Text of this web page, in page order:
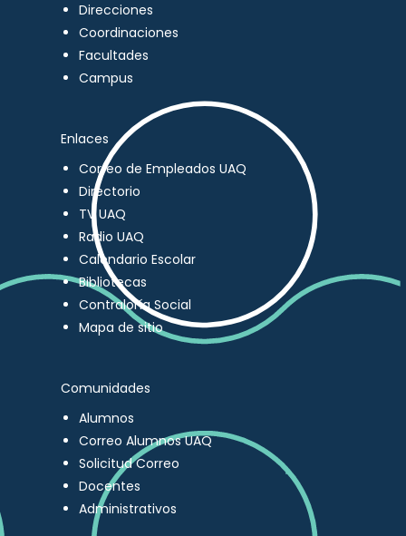
Direcciones
Coordinaciones
Facultades
Campus
Enlaces
Correo de Empleados UAQ
Directorio
TV UAQ
Radio UAQ
Calendario Escolar
Bibliotecas
Contraloría Social
Mapa de sitio
Comunidades
Alumnos
Correo Alumnos UAQ
Solicitud Correo
Docentes
Administrativos